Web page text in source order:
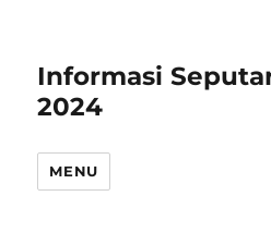
Informasi
2024
MENU